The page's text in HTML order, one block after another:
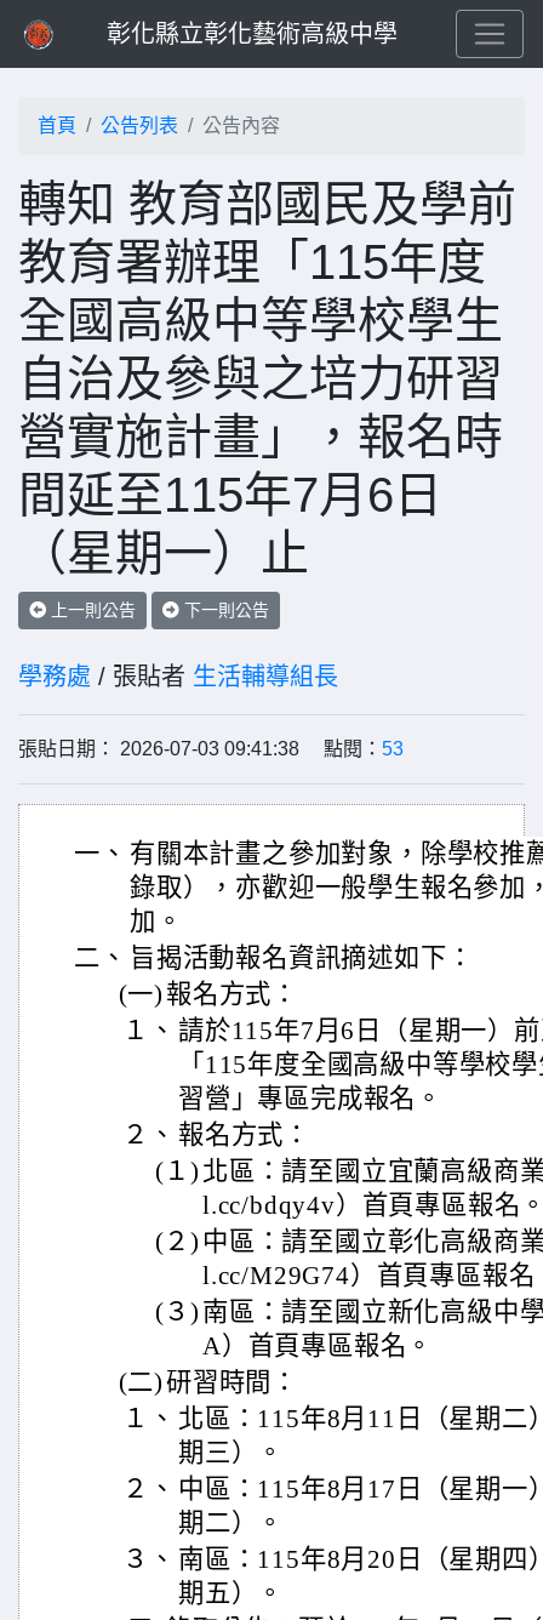
彰化縣立彰化藝術高級中學
首頁 公告列表 公告內容
轉知 教育部國民及學前
教育署辦理「115年度
全國高級中等學校學生
自治及參與之培力研習
營實施計畫」，報名時
間延至115年7月6日
（星期一）止
上一則公告 下一則公告
學務處 / 張貼者 生活輔導組長
張貼日期： 2026-07-03 09:41:38 點閱： 53
一、 有關本計畫之參加對象，除學校推
錄取），亦歡迎一般學生報名參加
加。
二、 旨揭活動報名資訊摘述如下：
(一) 報名方式：
１、 請於115年7月6日（星期一）
「115年度全國高級中等學校
習營」專區完成報名。
２、 報名方式：
(１) 北區：請至國立宜蘭高級商
l.cc/bdqy4v）首頁專區報名
(２) 中區：請至國立彰化高級商
l.cc/M29G74）首頁專區報名
(３) 南區：請至國立新化高級中
A）首頁專區報名。
(二)研習時間：
１、 北區：115年8月11日（星期二
期三）。
２、 中區：115年8月17日（星期一
期二）。
３、 南區：115年8月20日（星期四
期五）。